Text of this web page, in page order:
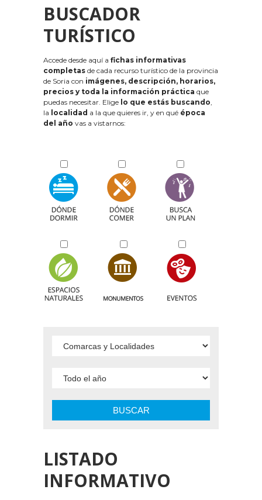
BUSCADOR
TURÍSTICO
Accede desde aquí a fichas informativas
completas de cada recurso turístico de la provincia
de Soria con imágenes, descripción, horarios,
precios y toda la información práctica que
puedas necesitar. Elige lo que estás buscando,
la localidad a la que quieres ir, y en qué época
del año vas a vistarnos:
BUSCAR
LISTADO
INFORMATIVO